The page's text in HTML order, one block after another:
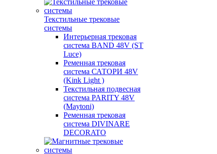
Текстильные трековые
системы
Интерьерная трековая
система BAND 48V (ST
Luce)
Ременная трековая
система САТОРИ 48V
(Kink Light )
Текстильная подвесная
система PARITY 48V
(Maytoni)
Ременная трековая
система DIVINARE
DECORATO